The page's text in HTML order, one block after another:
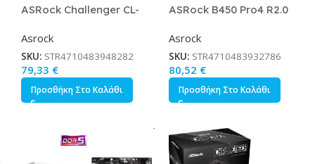
ASRock Challenger CL-
Τροφοδοτικό Υπολογιστή
Full Wired 80 Plus Gold
Asrock
SKU: STR4710483948282
79,33 €
Προσθήκη Στο Καλάθι
ASRock B450 Pro4 R2.0
AMD AM4 Socket 90-
MXBEE0-A0UAYZ
Asrock
SKU: STR4710483932786
80,52 €
Προσθήκη Στο Καλάθι